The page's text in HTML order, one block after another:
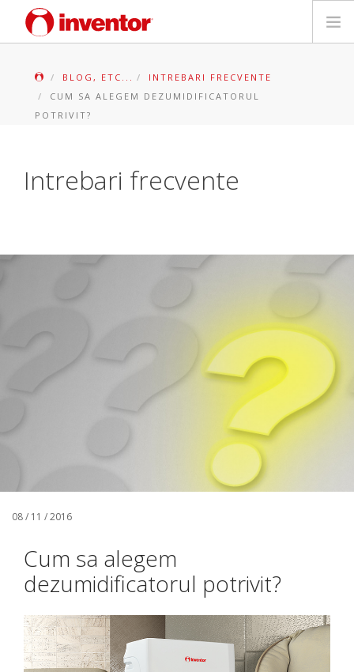
Store locator
BLOG, ETC...
INTREBARI FRECVENTE
CUM SA ALEGEM DEZUMIDIFICATORUL
POTRIVIT?
Intrebari frecvente
08 / 11 / 2016
Cum sa alegem
dezumidificatorul potrivit?